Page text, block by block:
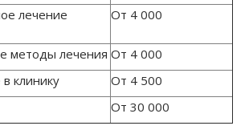
лечение
От 4 000
методы лечения От 4 000
клинику
От 4 500
От 30 000